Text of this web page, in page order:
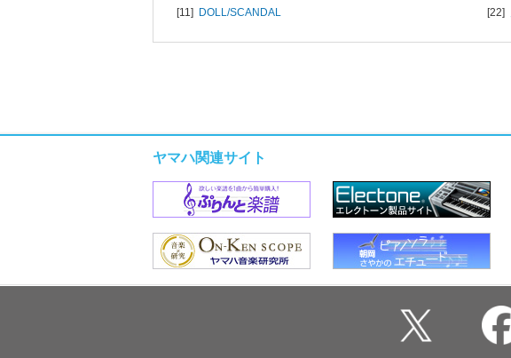
[11] DOLL/SCANDAL
[22]
ヤマハ関連サイト